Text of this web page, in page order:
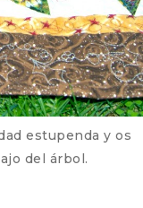
estupenda y os
del árbol.